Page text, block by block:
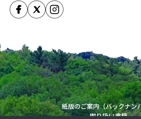
紙版のご案内（バックナン
取り扱い書籍